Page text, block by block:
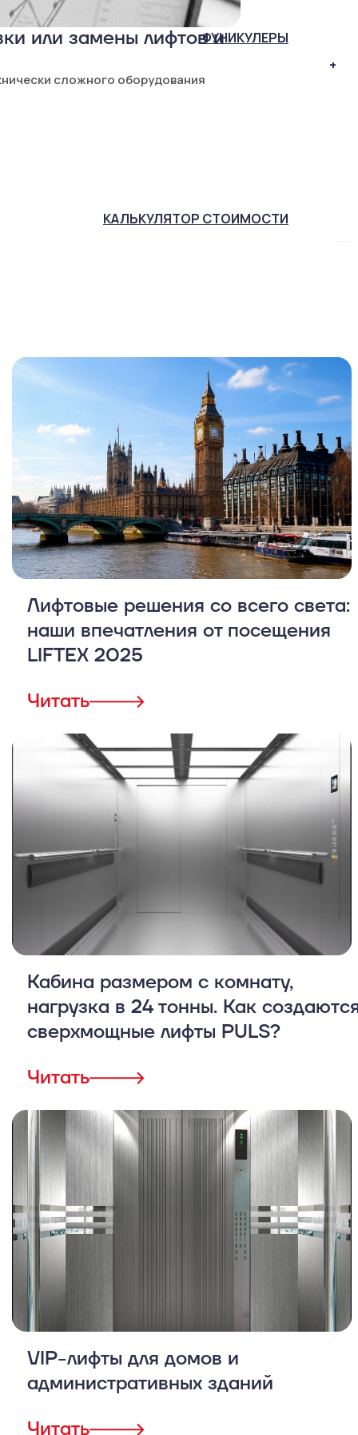
или замены лифтов и
сложного оборудования
ФУНИКУЛЕРЫ
+
КАЛЬКУЛЯТОР СТОИМОСТИ
Лифтовые решения со всего света:
наши впечатления от посещения
LIFTEX 2025
Читать
Кабина размером с комнату,
нагрузка в 24 тонны. Как
сверхмощные лифты PULS?
Читать
VIP-лифты для домов и
административных зданий
Читать